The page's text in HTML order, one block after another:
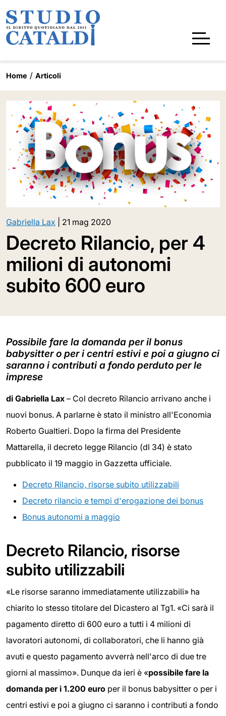
Home Articoli
Gabriella Lax 21 mag 2020
Decreto Rilancio, per 4
milioni di autonomi
subito 600 euro
Possibile fare la domanda per il bonus
babysitter o per i centri estivi e poi a giugno ci
saranno i contributi a fondo perduto per le
imprese
di Gabriella Lax – Col decreto Rilancio arrivano anche i
nuovi bonus. A parlarne è stato il ministro all'Economia
Roberto Gualtieri. Dopo la firma del Presidente
Mattarella, il decreto legge Rilancio (dl 34) è stato
pubblicato il 19 maggio in Gazzetta ufficiale.
Decreto Rilancio, risorse subito utilizzabili
Decreto rilancio e tempi d'erogazione dei bonus
Bonus autonomi a maggio
Decreto Rilancio, risorse
subito utilizzabili
«Le risorse saranno immediatamente utilizzabili» ha
chiarito lo stesso titolare del Dicastero al Tg1. «Ci sarà il
pagamento diretto di 600 euro a tutti i 4 milioni di
lavoratori autonomi, di collaboratori, che li hanno già
avuti e questo pagamento avverrà nell'arco di due tre
giorni al massimo». Dunque da ieri è «possibile fare la
domanda per i 1.200 euro per il bonus babysitter o per i
centri estivi e poi a giugno ci saranno i contributi a fondo